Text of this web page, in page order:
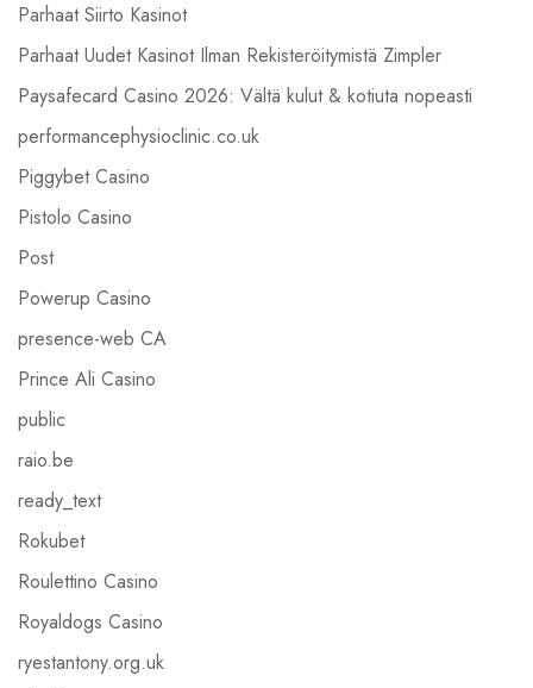
Parhaat Siirto Kasinot
Parhaat Uudet Kasinot Ilman Rekisteröitymistä Zimpler
Paysafecard Casino 2026: Vältä kulut & kotiuta nopeasti
performancephysioclinic.co.uk
Piggybet Casino
Pistolo Casino
Post
Powerup Casino
presence-web CA
Prince Ali Casino
public
raio.be
ready_text
Rokubet
Roulettino Casino
Royaldogs Casino
ryestantony.org.uk